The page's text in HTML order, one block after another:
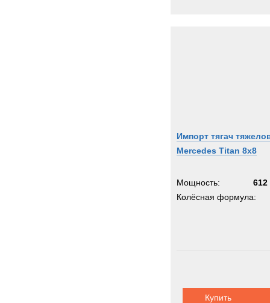
Импорт тягач
Mercedes Titan 8x8
Мощность:
612
Колёсная формула:
Купить